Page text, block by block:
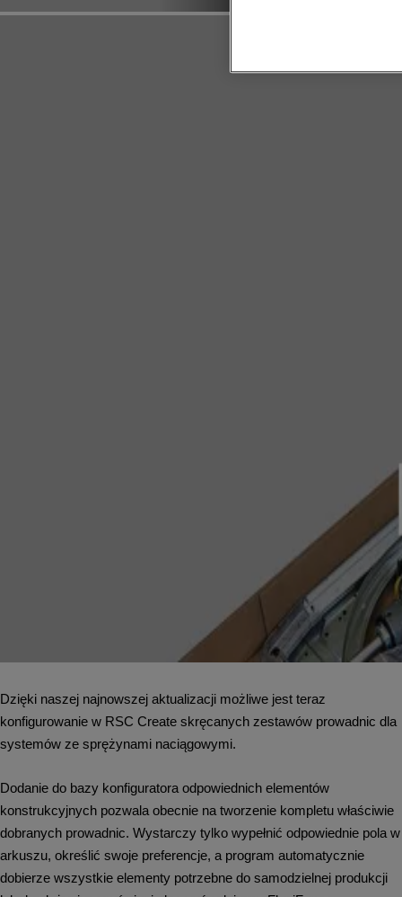
Dzięki naszej najnowszej aktualizacji możliwe jest teraz
konfigurowanie w RSC Create skręcanych zestawów prowadnic dla
systemów ze sprężynami naciągowymi.
Dodanie do bazy konfiguratora odpowiednich elementów
konstrukcyjnych pozwala obecnie na tworzenie kompletu właściwie
dobranych prowadnic. Wystarczy tylko wypełnić odpowiednie pola w
arkuszu, określić swoje preferencje, a program automatycznie
dobierze wszystkie elementy potrzebne do samodzielnej produkcji